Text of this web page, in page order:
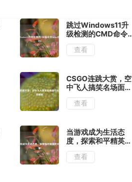
跳过Windows11升
级检测的CMD命令
及Steam运行技巧
查看
CSGO连跳大赏，空
中飞人搞笑名场面与
实战优势解析
查看
当游戏成为生活态
度，探索和平精英的
文化现象
查看